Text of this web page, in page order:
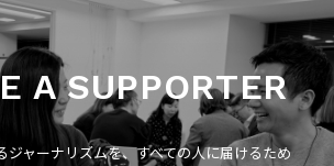
A SUPPORTER
ジャーナリズムを、すべての人に届けるため